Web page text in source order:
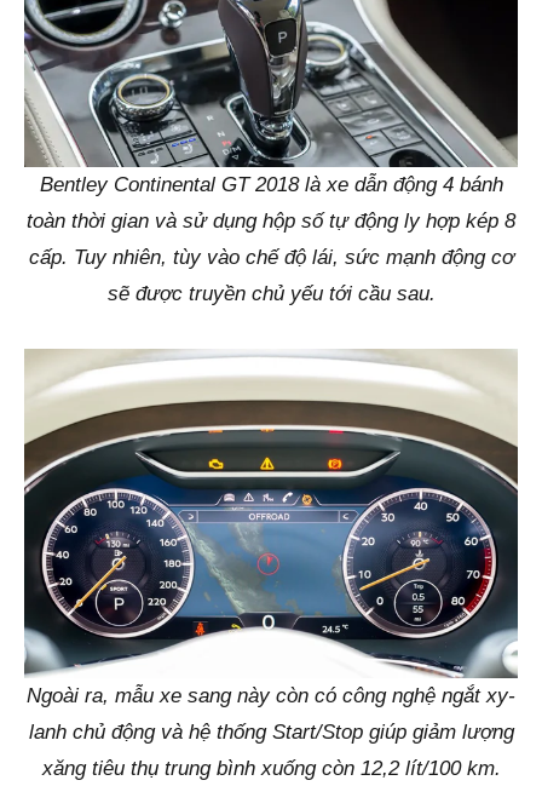
Bentley Continental GT 2018 là xe dẫn động 4 bánh
toàn thời gian và sử dụng hộp số tự động ly hợp kép 8
cấp. Tuy nhiên, tùy vào chế độ lái, sức mạnh động cơ
sẽ được truyền chủ yếu tới cầu sau.
Ngoài ra, mẫu xe sang này còn có công nghệ ngắt xy-
lanh chủ động và hệ thống Start/Stop giúp giảm lượng
xăng tiêu thụ trung bình xuống còn 12,2 lít/100 km.